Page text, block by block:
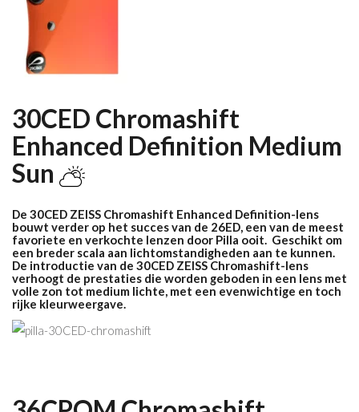
30CED Chromashift
Enhanced Definition Medium
Sun
De 30CED ZEISS Chromashift Enhanced Definition-lens
bouwt verder op het succes van de 26ED, een van de meest
favoriete en verkochte lenzen door Pilla ooit. Geschikt om
een ​​breder scala aan lichtomstandigheden aan te kunnen.
De introductie van de 30CED ZEISS Chromashift-lens
verhoogt de prestaties die worden geboden in een lens met
volle zon tot medium lichte, met een evenwichtige en toch
rijke kleurweergave.